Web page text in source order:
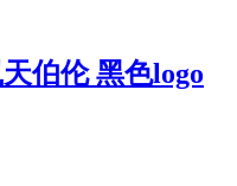
伯伦 黑色logo